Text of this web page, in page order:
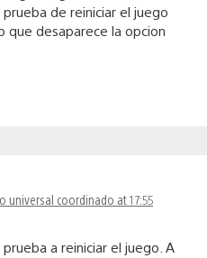
de reiniciar el juego
que desaparece la opcion
universal coordinado at 17:55
a reiniciar el juego. A